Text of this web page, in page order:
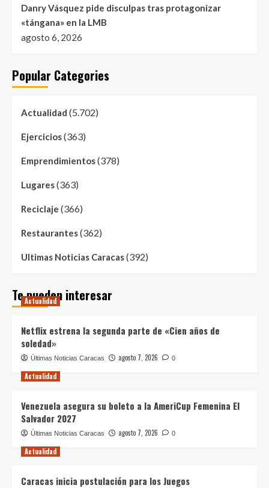
Danry Vásquez pide disculpas tras protagonizar
«tángana» en la LMB
agosto 6, 2026
Popular Categories
Actualidad (5.702)
Ejercicios(363)
Emprendimientos(378)
Lugares(363)
Reciclaje (366)
Restaurantes(362)
Ultimas Noticias Caracas(392)
Te pueden interesar
Actualidad
Netflix estrena la segunda parte de «Cien años de
soledad»
Últimas Noticias Caracas agosto 7, 2026 0
Actualidad
Venezuela asegura su boleto a la AmeriCup Femenina El
Salvador 2027
Últimas Noticias Caracas agosto 7, 2026 0
Actualidad
Caracas inicia postulación para los Juegos